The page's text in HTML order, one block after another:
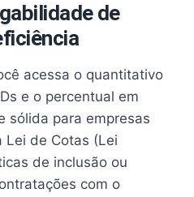
de
acessa o quantitativo
e o percentual em
sólida para empresas
Lei de Cotas (Lei
de inclusão ou
com o